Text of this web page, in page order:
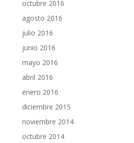
octubre 2016
agosto 2016
julio 2016
junio 2016
mayo 2016
abril 2016
enero 2016
diciembre 2015
noviembre 2014
octubre 2014